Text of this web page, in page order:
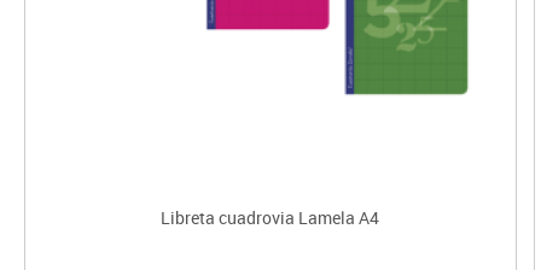
Libreta cuadrovia Lamela A4